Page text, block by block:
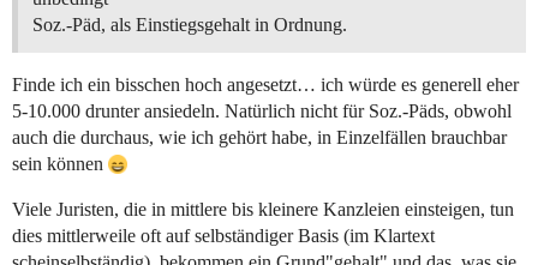
Soz.-Päd, als Einstiegsgehalt in Ordnung.
Finde ich ein bisschen hoch angesetzt… ich würde es generell eher
5-10.000 drunter ansiedeln. Natürlich nicht für Soz.-Päds, obwohl
auch die durchaus, wie ich gehört habe, in Einzelfällen brauchbar
sein können
Viele Juristen, die in mittlere bis kleinere Kanzleien einsteigen, tun
dies mittlerweile oft auf selbständiger Basis (im Klartext